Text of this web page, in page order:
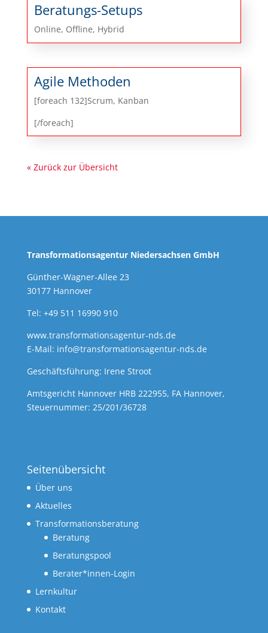
Beratungs-Setups
Online, Offline, Hybrid
Agile Methoden
[foreach 132]Scrum, Kanban
[/foreach]
« Zurück zur Übersicht
Transformationsagentur Niedersachsen GmbH
Günther-Wagner-Allee 23
30177 Hannover
Tel: +49 511 16990 910
www.transformationsagentur-nds.de
E-Mail: info@transformationsagentur-nds.de
Geschäftsführung: Irene Stroot
Amtsgericht Hannover HRB 222955, FA Hannover,
Steuernummer: 25/201/36728
Seitenübersicht
Über uns
Aktuelles
Transformationsberatung
Beratung
Beratungspool
Berater*innen-Login
Lernkultur
Kontakt